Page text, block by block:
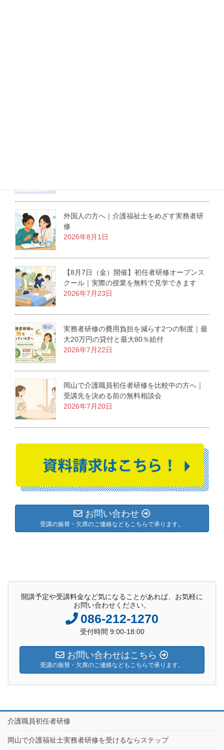
外国人の方へ｜介護福祉士をめざす実務者研
修
2026年8月1日
【8月7日（金）開催】初任者研修オープンス
クール｜実際の授業を無料で見学できます
2026年7月23日
実務者研修の費用負担を減らす2つの制度｜最
大20万円の貸付と最大80％給付
2026年7月22日
岡山で介護職員初任者研修を比較中の方へ｜
受講先を決める前の無料相談会
2026年7月20日
お問い合わせ
受講の振替・欠席のご連絡などもこちらで承ります。
開講予定や受講料金など気になることがあれば、お気軽に
お問い合わせください。
086-212-1270
受付時間 9:00-18:00
お問い合わせはこちら
受講の振替・欠席のご連絡などもこちらで承ります。
介護職員初任者研修
岡山で介護福祉士実務者研修を受けるならステップ